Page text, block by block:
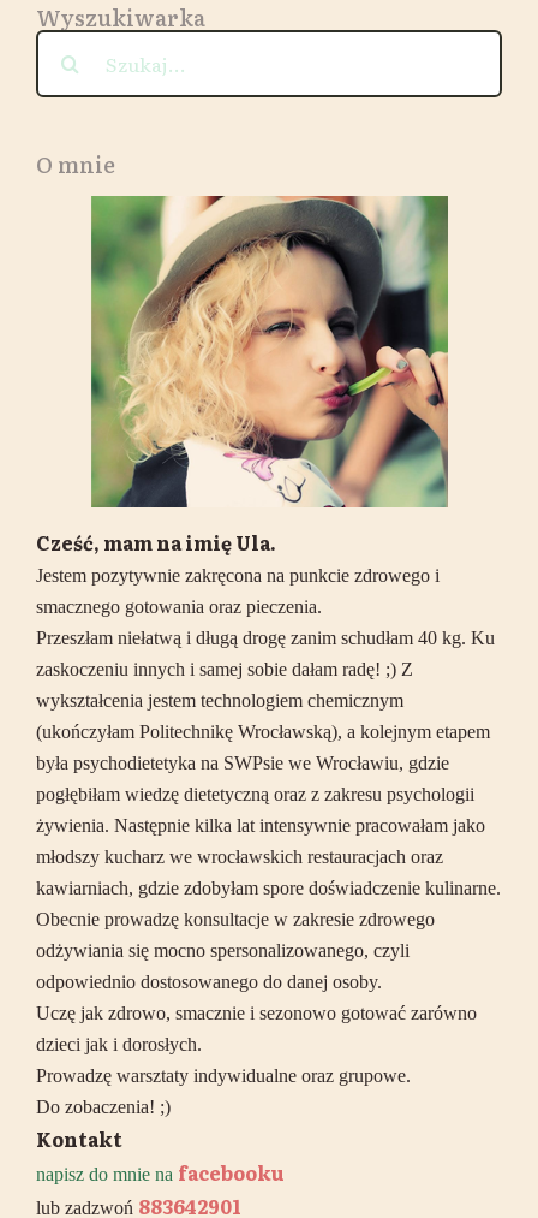
kaszą
&
Wyszukiwarka
O mnie
Cześć, mam na imię Ula.
Jestem pozytywnie zakręcona na punkcie zdrowego i
smacznego gotowania oraz pieczenia.
Przeszłam niełatwą i długą drogę zanim schudłam 40 kg. Ku
zaskoczeniu innych i samej sobie dałam radę! ;) Z
wykształcenia jestem technologiem chemicznym
(ukończyłam Politechnikę Wrocławską), a kolejnym etapem
była psychodietetyka na SWPsie we Wrocławiu, gdzie
pogłębiłam wiedzę dietetyczną oraz z zakresu psychologii
żywienia. Następnie kilka lat intensywnie pracowałam jako
młodszy kucharz we wrocławskich restauracjach oraz
kawiarniach, gdzie zdobyłam spore doświadczenie kulinarne.
Obecnie prowadzę konsultacje w zakresie zdrowego
odżywiania się mocno spersonalizowanego, czyli
odpowiednio dostosowanego do danej osoby.
Uczę jak zdrowo, smacznie i sezonowo gotować zarówno
dzieci jak i dorosłych.
Prowadzę warsztaty indywidualne oraz grupowe.
Do zobaczenia! ;)
Kontakt
napisz do mnie na facebooku
lub zadzwoń 883642901